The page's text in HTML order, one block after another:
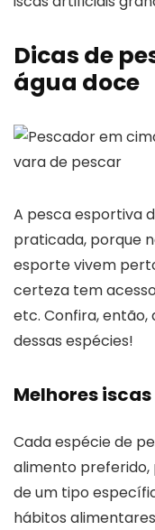
Dicas de
água doce
A pesca esportiva
praticada, porque
esporte vivem
certeza tem
etc. Confira, então,
dessas espécies!
Melhores iscas
Cada espécie de
alimento
de um tipo
hábitos